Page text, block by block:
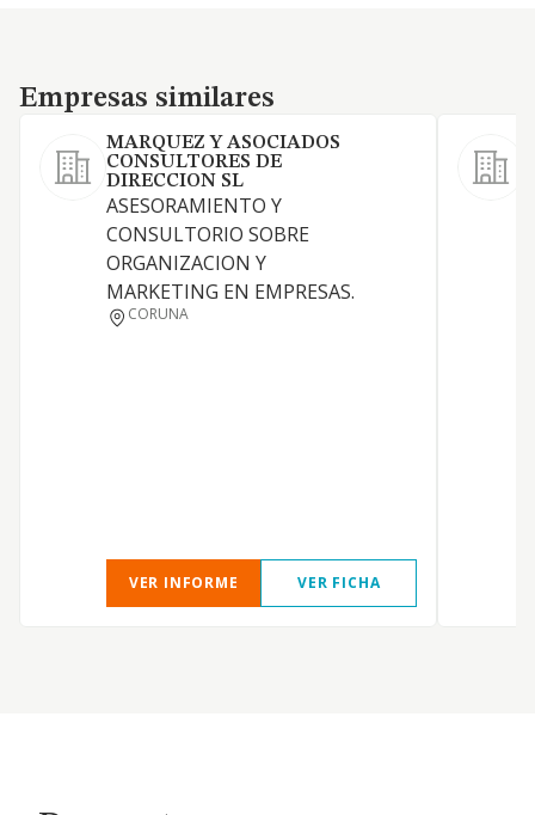
Empresas similares
Empresas similares
MARQUEZ Y ASOCIADOS
CONSULTORES DE
DIRECCION SL
ASESORAMIENTO Y
CONSULTORIO SOBRE
ORGANIZACION Y
MARKETING EN EMPRESAS.
CORUNA
VER INFORME VER FICHA